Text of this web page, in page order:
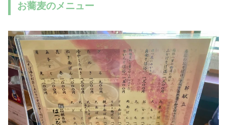
お蕎麦のメニュー